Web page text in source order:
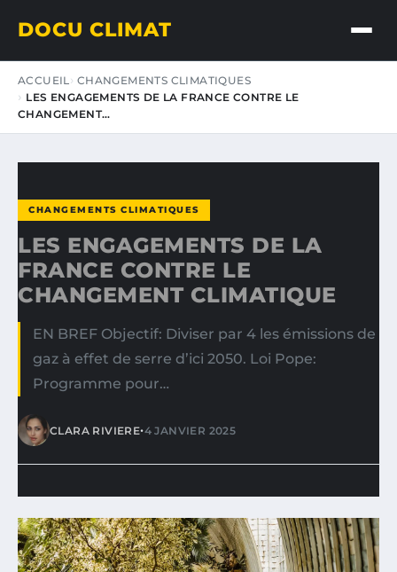
DOCU CLIMAT
ACCUEIL CHANGEMENTS CLIMATIQUES
LES ENGAGEMENTS DE LA FRANCE CONTRE LE
CHANGEMENT…
CHANGEMENTS CLIMATIQUES
LES ENGAGEMENTS DE LA
FRANCE CONTRE LE
CHANGEMENT CLIMATIQUE
EN BREF Objectif: Diviser par 4 les émissions de
gaz à effet de serre d’ici 2050. Loi Pope:
Programme pour…
CLARA RIVIERE•4 JANVIER 2025